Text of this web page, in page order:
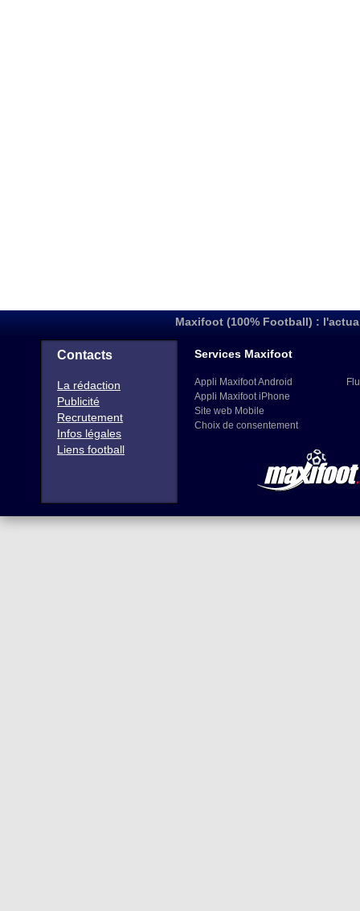
Maxifoot (100% Football) :
Contacts
La rédaction
Publicité
Recrutement
Infos légales
Liens football
Services Maxifoot
Appli Maxifoot Android
Appli Maxifoot iPhone
Site web Mobile
Choix de consentement